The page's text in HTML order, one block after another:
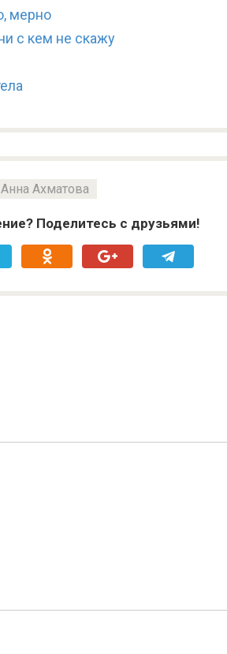
мерно
с кем не скажу
Анна Ахматова
Поделитесь с друзьями!